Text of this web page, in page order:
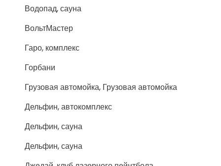
Водопад, сауна
ВольтМастер
Гаро, комплекс
Горбани
Грузовая автомойка, Грузовая автомойка
Дельфин, автокомплекс
Дельфин, сауна
Дельфин, сауна